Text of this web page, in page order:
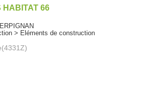
HABITAT 66
> Eléments de construction